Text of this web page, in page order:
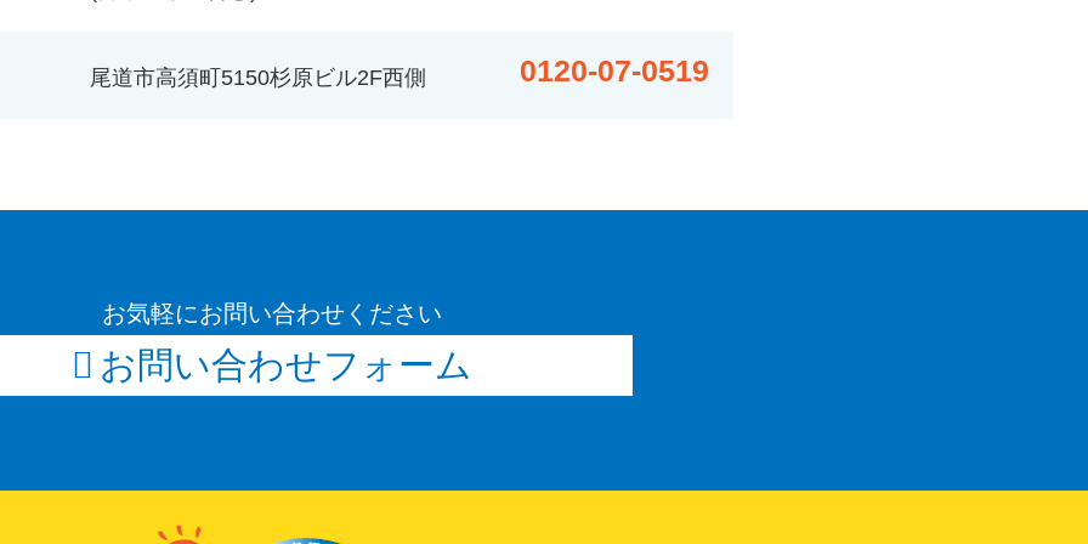
尾道市高須町5150杉原ビル2F西側 0120-07-0519
お気軽にお問い合わせください
お問い合わせフォーム